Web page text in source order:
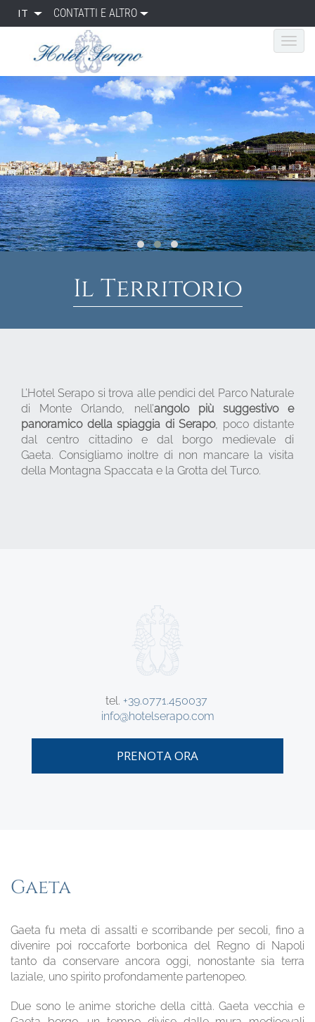
IT CONTATTI E ALTRO
Il Territorio
L’Hotel Serapo si trova alle pendici del Parco Naturale
di Monte Orlando, nell’angolo più suggestivo e
panoramico della spiaggia di Serapo, poco distante
dal centro cittadino e dal borgo medievale di
Gaeta. Consigliamo inoltre di non mancare la visita
della Montagna Spaccata e la Grotta del Turco.
tel. +39.0771.450037
info@hotelserapo.com
PRENOTA ORA
Gaeta
Gaeta fu meta di assalti e scorribande per secoli, fino a
divenire poi roccaforte borbonica del Regno di Napoli
tanto da conservare ancora oggi, nonostante sia terra
laziale, uno spirito profondamente partenopeo.
Due sono le anime storiche della città. Gaeta vecchia e